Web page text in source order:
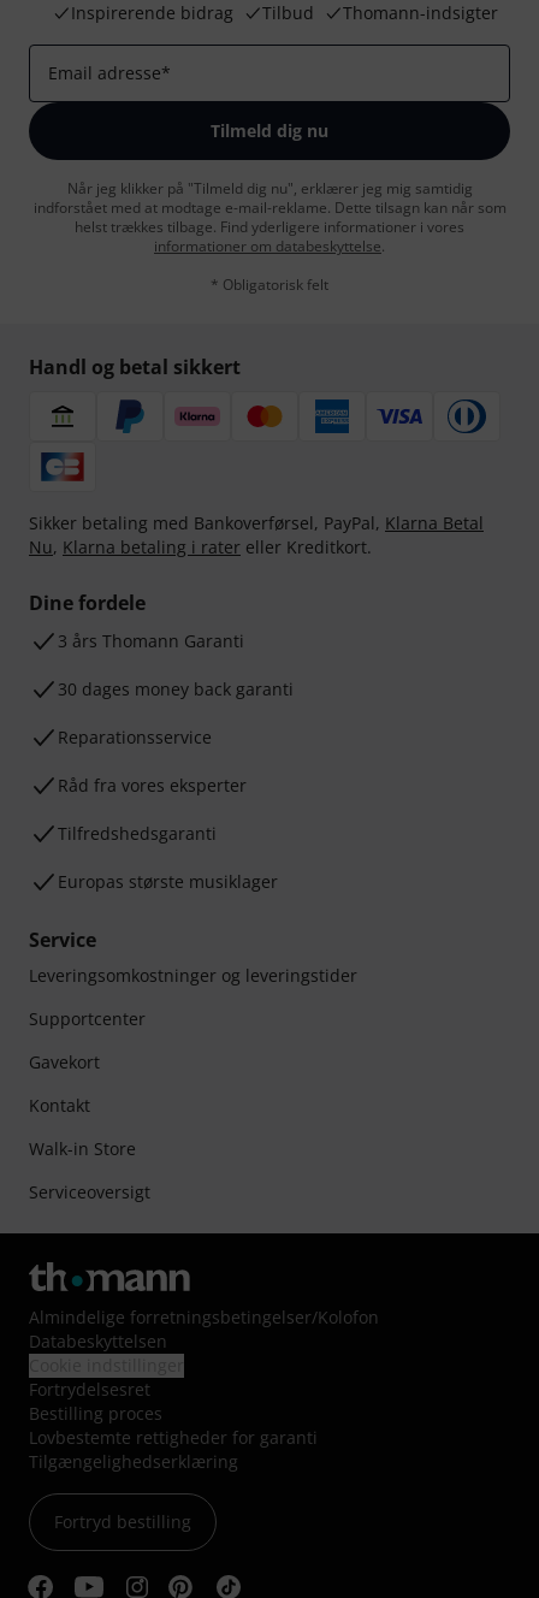
Inspirerende bidrag
Tilbud Thomann-indsigter
Email adresse*
Tilmeld dig nu
Når jeg klikker på "Tilmeld dig nu", erklærer jeg mig samtidig
indforstået med at modtage e-mail-reklame. Dette tilsagn kan når som
helst trækkes tilbage. Find yderligere informationer i vores
informationer om databeskyttelse.
* Obligatorisk felt
Handl og betal sikkert
Sikker betaling med Bankoverførsel, PayPal, Klarna Betal
Nu, Klarna betaling i rater eller Kreditkort.
Dine fordele
3 års Thomann Garanti
30 dages money back garanti
Reparationsservice
Råd fra vores eksperter
Tilfredshedsgaranti
Europas største musiklager
Service
Leveringsomkostninger og leveringstider
Supportcenter
Gavekort
Kontakt
Walk-in Store
Serviceoversigt
Almindelige forretningsbetingelser/Kolofon
Databeskyttelsen
Fortrydelsesret
Bestilling proces
Lovbestemte rettigheder for garanti
Tilgængelighedserklæring
Fortryd bestilling